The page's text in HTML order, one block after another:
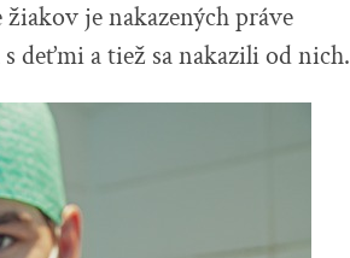
je nakazených práve
deťmi a tiež sa nakazili od nich.